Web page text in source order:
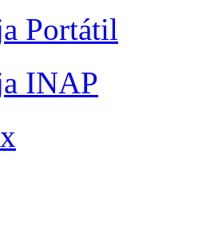
Portátil
INAP